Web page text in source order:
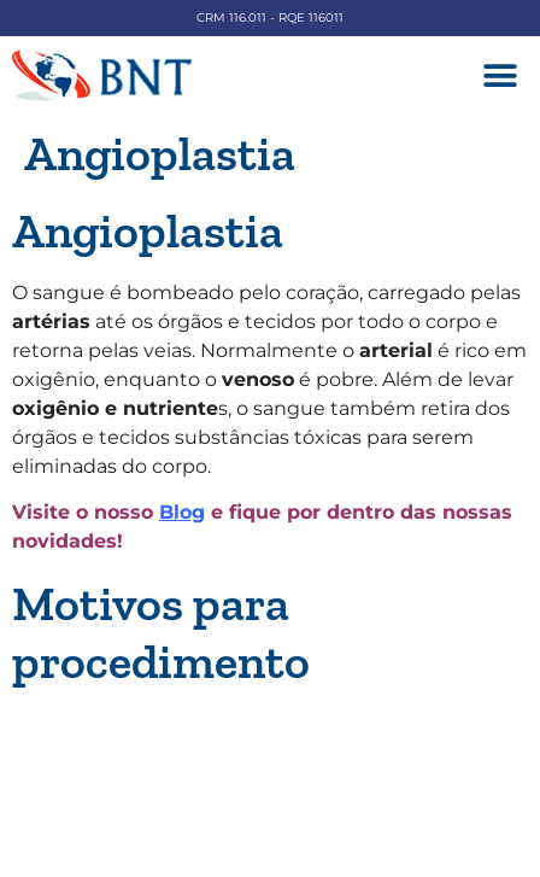
CRM 116.011 - RQE 116011
Angioplastia
Angioplastia
O sangue é bombeado pelo coração, carregado pelas
artérias até os órgãos e tecidos por todo o corpo e
retorna pelas veias. Normalmente o arterial é rico em
oxigênio, enquanto o venoso é pobre. Além de levar
oxigênio e nutrientes, o sangue também retira dos
órgãos e tecidos substâncias tóxicas para serem
eliminadas do corpo.
Visite o nosso Blog e fique por dentro das nossas
novidades!
Motivos para
procedimento